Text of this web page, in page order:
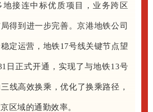
地接连中标优质项目，业务跨区
得到进一步完善。京港地铁公司
定运营，地铁17号线关键节点望
日正式开通，实现了与地铁13号
线高效换乘，优化了换乘路径，
区域的通勤效率。